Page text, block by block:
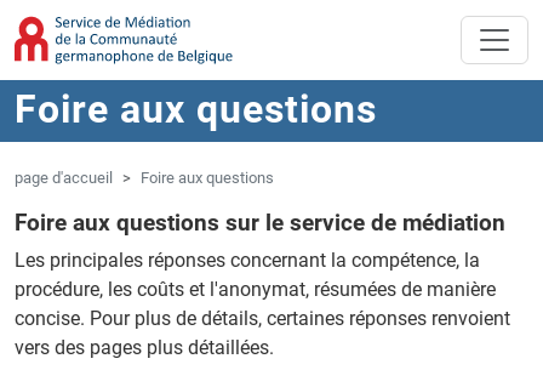
Aller au contenu principal
Sauter à la navigation
Foire aux questions
page d'accueil Foire aux questions
Foire aux questions sur le service de médiation
Les principales réponses concernant la compétence, la
procédure, les coûts et l'anonymat, résumées de manière
concise. Pour plus de détails, certaines réponses renvoient
vers des pages plus détaillées.